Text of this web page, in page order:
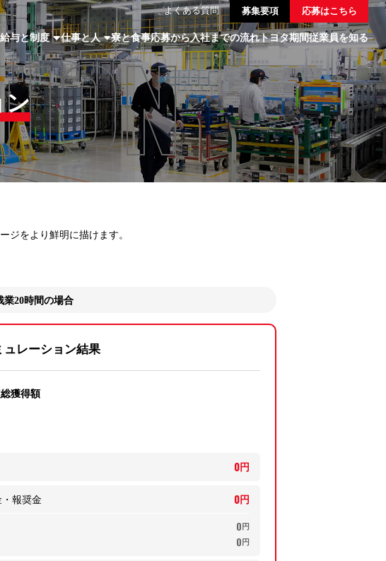
よくある質問 募集要項 応募はこちら
給与と制度 仕事と人 寮と食事応募から入社までの流れトヨタ期間従業員を知る
ン
ジをより鮮明に描けます。
業20時間の場合
ュレーション結果
獲得額
0円
報奨金 0円
0 円
0 円